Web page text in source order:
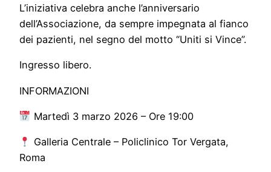
L’iniziativa celebra anche l’anniversario
dell’Associazione, da sempre impegnata al fianco
dei pazienti, nel segno del motto “Uniti si Vince”.
Ingresso libero.
INFORMAZIONI
Martedì 3 marzo 2026 – Ore 19:00
Galleria Centrale – Policlinico Tor Vergata,
Roma